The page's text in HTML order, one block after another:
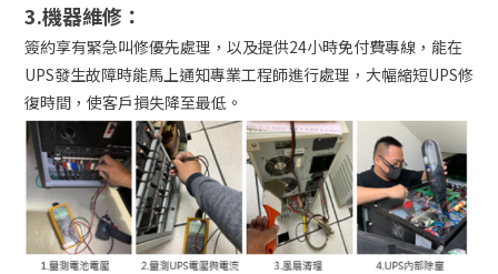
3.機器維修：
簽約享有緊急叫修優先處理，以及提供24小時免付費專線，能在
UPS發生故障時能馬上通知專業工程師進行處理，大幅縮短UPS修
復時間，使客戶損失降至最低。